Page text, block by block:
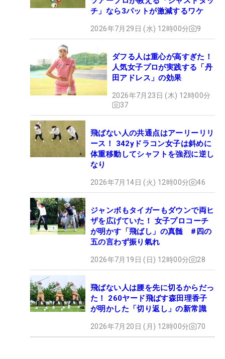
チ」なら3パットが激減するワケ
2026年7月29日 (水) 12時00分 9
ダフる人は重心が高すぎた！
人気女子プロが実践する「丹
田アドレス」の効果
2026年7月23日 (木) 12時00分
37
飛ばない人の共通点はアーリーリリ
ース！ 342yドラコン女子は斜めに
体重移動してシャフトを強烈に逆し
なり
2026年7月14日 (火) 12時00分 46
ジャンボもタイガーもダウンで両ヒ
ザを広げていた！ 女子プロコーチ
が明かす「飛ばし」の真髄 #四の
五の言わず振り氣れ
2026年7月19日 (日) 12時00分 28
飛ばない人は腰を先に切るからだっ
た！ 260ヤード飛ばす森田理香子
が明かした「切り返し」の新常識
2026年7月20日 (月) 12時00分 70